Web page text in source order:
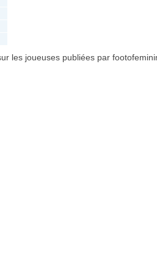
les joueuses publiées par